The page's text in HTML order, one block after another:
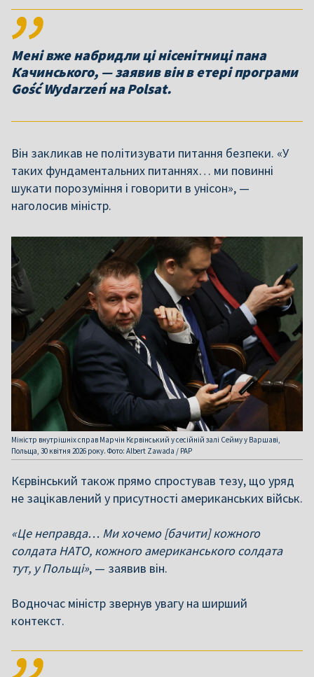
Мені вже набридли ці нісенітниці пана
Качинського, — заявив він в етері програми
Gość Wydarzeń на Polsat.
Він закликав не політизувати питання безпеки. «У
таких фундаментальних питаннях… ми повинні
шукати порозуміння і говорити в унісон», —
наголосив міністр.
Міністр внутрішніх справ Марчін Кєрвінський у сесійній залі Сейму у Варшаві,
Польща, 30 квітня 2026 року. Фото: Albert Zawada / PAP
Кєрвінський також прямо спростував тезу, що уряд
не зацікавлений у присутності американських військ.
«Це неправда… Ми хочемо [бачити] кожного
солдата НАТО, кожного американського солдата
тут, у Польщі», — заявив він.
Водночас міністр звернув увагу на ширший
контекст.